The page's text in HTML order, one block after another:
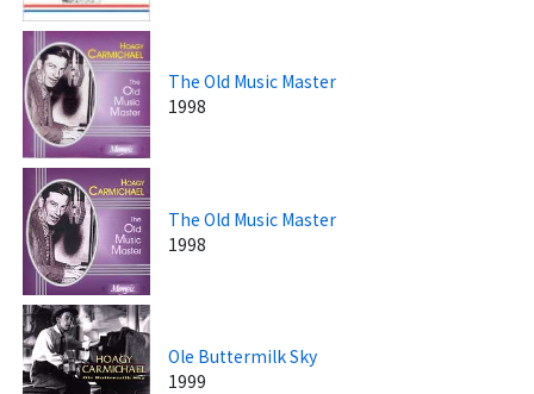
The Old Music Master
1998
The Old Music Master
1998
Ole Buttermilk Sky
1999